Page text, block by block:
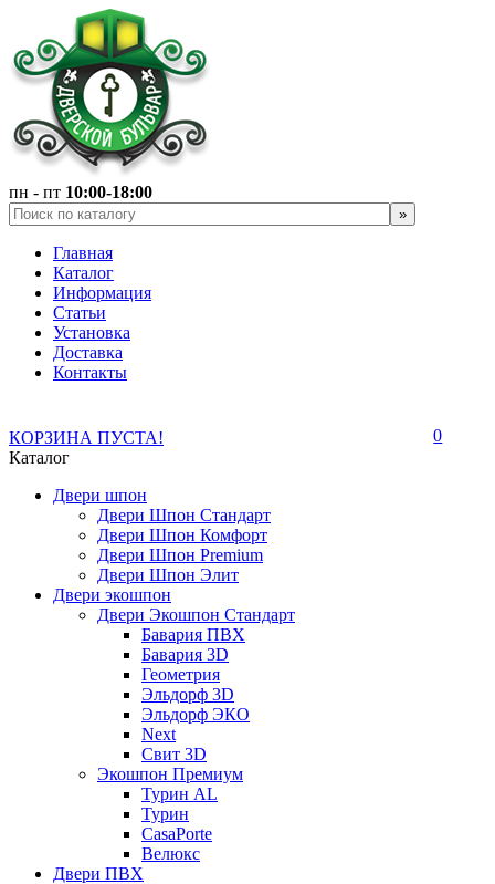
пн - пт 10:00-18:00
Главная
Каталог
Информация
Статьи
Установка
Доставка
Контакты
КОРЗИНА ПУСТА!
0
Каталог
Двери шпон
Двери Шпон Стандарт
Двери Шпон Комфорт
Двери Шпон Premium
Двери Шпон Элит
Двери экошпон
Двери Экошпон Стандарт
Бавария ПВХ
Бавария 3D
Геометрия
Эльдорф 3D
Эльдорф ЭКО
Next
Свит 3D
Экошпон Премиум
Турин AL
Турин
CasaPorte
Велюкс
Двери ПВХ